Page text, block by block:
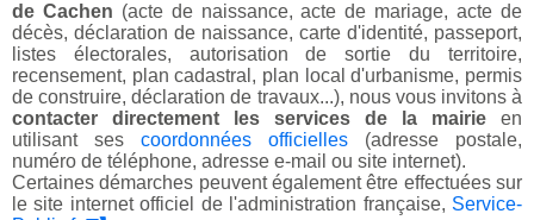
de Cachen (acte de naissance, acte de mariage, acte de
décès, déclaration de naissance, carte d'identité, passeport,
listes électorales, autorisation de sortie du territoire,
recensement, plan cadastral, plan local d'urbanisme, permis
de construire, déclaration de travaux...), nous vous invitons à
contacter directement les services de la mairie en
utilisant ses coordonnées officielles (adresse postale,
numéro de téléphone, adresse e-mail ou site internet).
Certaines démarches peuvent également être effectuées sur
le site internet officiel de l'administration française, Service-